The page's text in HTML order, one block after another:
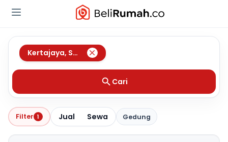
Kertajaya, Surabaya
Cari
Filter 1 Jual Sewa Gedung